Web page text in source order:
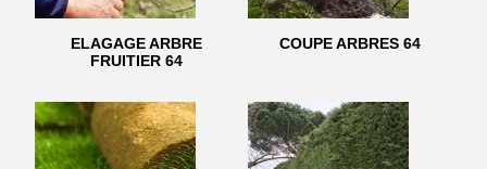
ELAGAGE ARBRE
FRUITIER 64
COUPE ARBRES 64